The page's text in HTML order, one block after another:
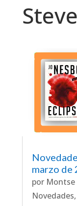
marzo de
por
Novedades,